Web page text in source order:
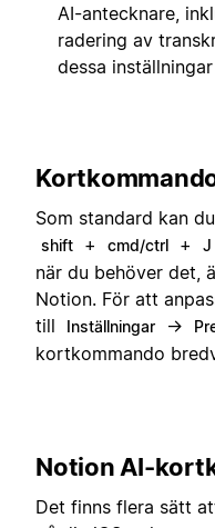
AI-antecknare,
radering av
dessa inställningar
Som standard kan
shift + cmd/ctrl + J
när du behöver det,
Notion. För att
till
Inställningar →
kortkommando
Notion AI-
Det finns flera sätt